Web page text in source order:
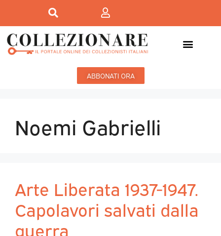
ABBONATI ORA
Noemi Gabrielli
Arte Liberata 1937-1947.
Capolavori salvati dalla
guerra